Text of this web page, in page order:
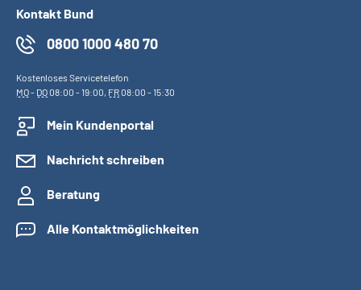
Kontakt Bund
0800 1000 480 70
Kostenloses Servicetelefon
MO- DO08:00 - 19:00, FR08:00 - 15:30
Mein Kundenportal
Nachricht schreiben
Beratung
Alle Kontaktmöglichkeiten